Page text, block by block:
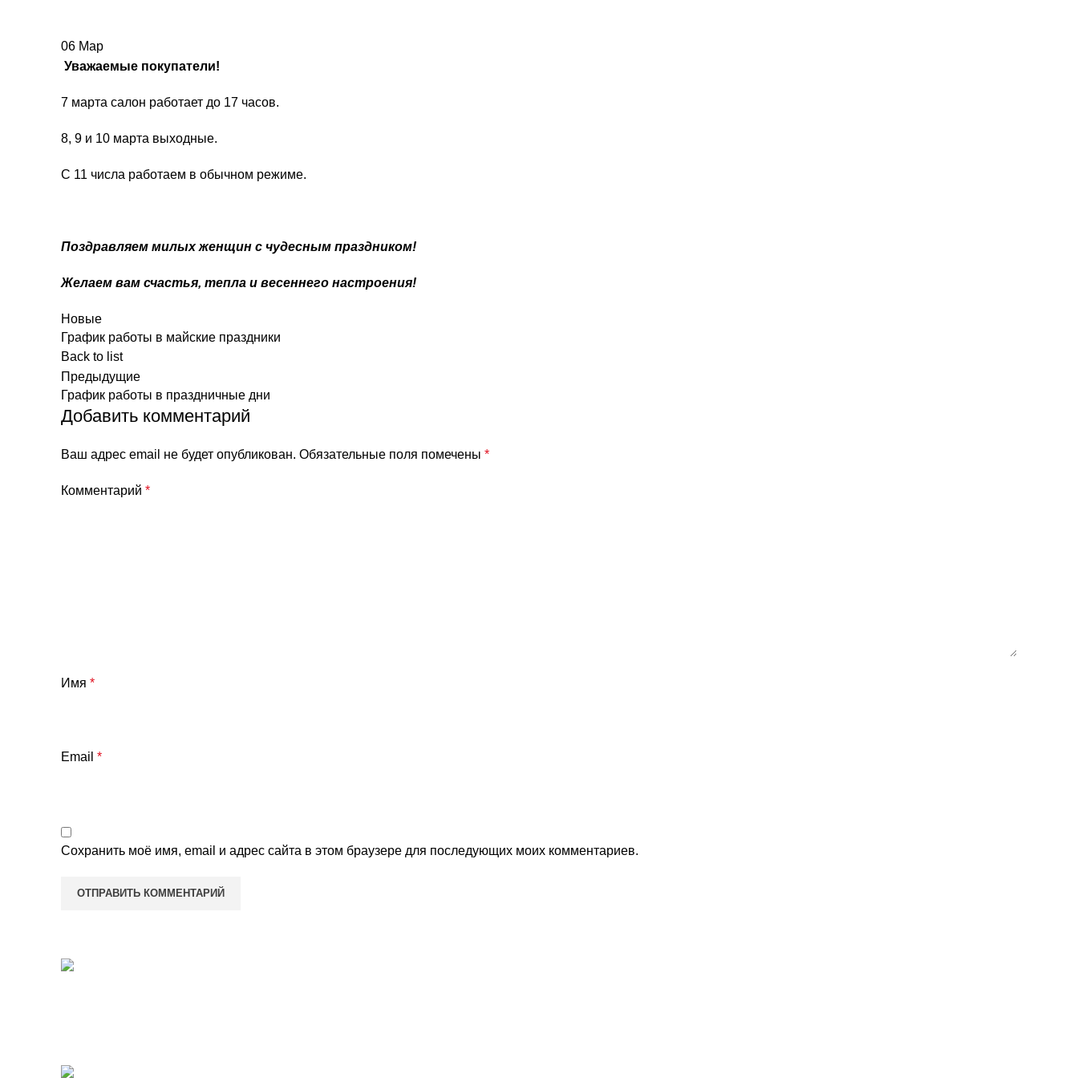
06 Мар
Уважаемые покупатели!
7 марта салон работает до 17 часов.
8, 9 и 10 марта выходные.
С 11 числа работаем в обычном режиме.
Поздравляем милых женщин с чудесным праздником!
Желаем вам счастья, тепла и весеннего настроения!
Новые
График работы в майские праздники
Back to list
Предыдущие
График работы в праздничные дни
Добавить комментарий
Ваш адрес email не будет опубликован. Обязательные поля помечены *
Комментарий *
Имя *
Email *
Сохранить моё имя, email и адрес сайта в этом браузере для последующих моих комментариев.